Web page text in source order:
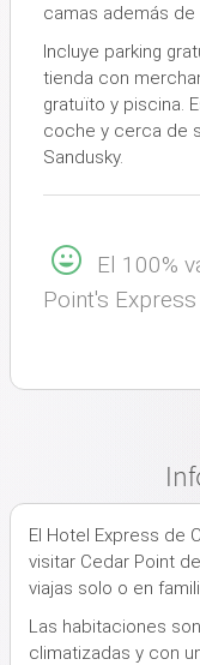
camas además de
Incluye parking
tienda con
gratuïto y piscina.
coche y cerca de
Sandusky.
El 100%
Point's
El Hotel Express de
visitar Cedar Point
viajas solo o en
Las habitaciones
climatizadas y con